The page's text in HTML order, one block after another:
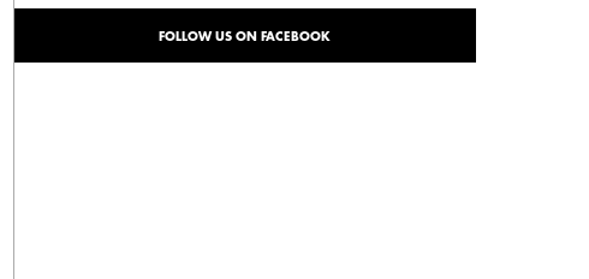
FOLLOW US ON FACEBOOK